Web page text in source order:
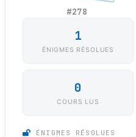
#278
1
ÉNIGMES RÉSOLUES
0
COURS LUS
ÉNIGMES RÉSOLUES